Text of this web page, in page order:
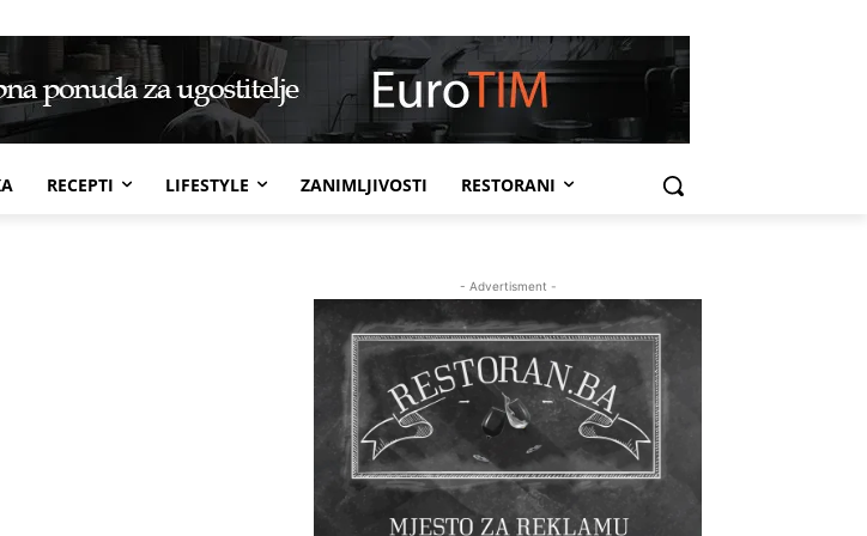
RECEPTI LIFESTYLE ZANIMLJIVOSTI RESTORANI
- Advertisment -